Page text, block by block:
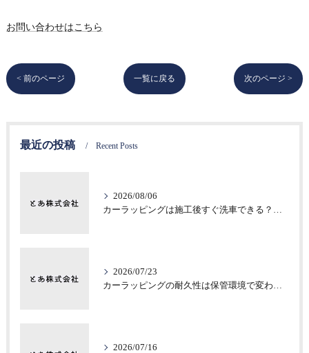
お問い合わせはこちら
< 前のページ 一覧に戻る 次のページ >
最近の投稿 Recent Posts
2026/08/06
カーラッピングは施工後すぐ洗車できる？注意したい初期不具合
2026/07/23
カーラッピングの耐久性は保管環境で変わる？意外な差
2026/07/16